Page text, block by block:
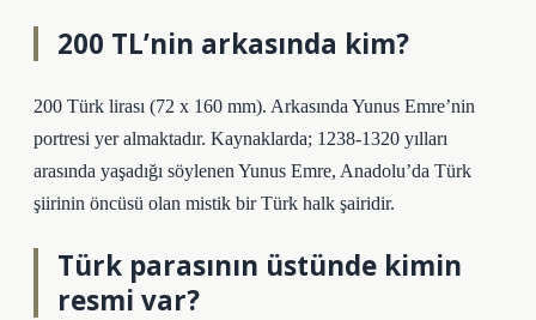
200 TL’nin arkasında kim?
200 Türk lirası (72 x 160 mm). Arkasında Yunus Emre’nin
portresi yer almaktadır. Kaynaklarda; 1238-1320 yılları
arasında yaşadığı söylenen Yunus Emre, Anadolu’da Türk
şiirinin öncüsü olan mistik bir Türk halk şairidir.
Türk parasının üstünde kimin
resmi var?